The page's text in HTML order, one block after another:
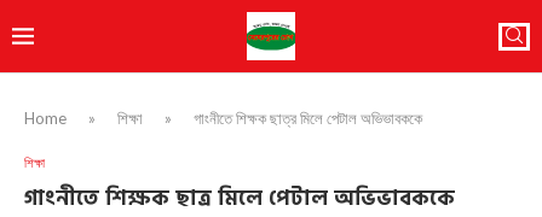
Home » শিক্ষা » গাংনীতে শিক্ষক ছাত্র মিলে পেটাল অভিভাবককে
শিক্ষা
গাংনীতে শিক্ষক ছাত্র মিলে পেটাল অভিভাবককে